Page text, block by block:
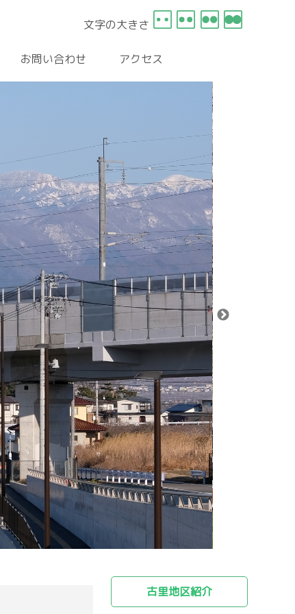
文字の大きさ
お問い合わせ アクセス
古里地区紹介